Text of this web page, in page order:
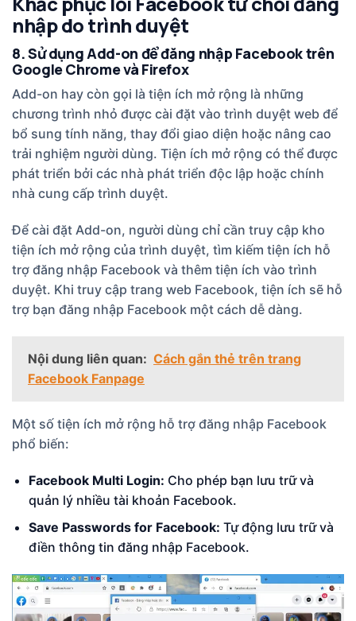
nhập do trình duyệt
8. Sử dụng Add-on để đăng nhập Facebook trên
Google Chrome và Firefox
Add-on hay còn gọi là tiện ích mở rộng là những
chương trình nhỏ được cài đặt vào trình duyệt web để
bổ sung tính năng, thay đổi giao diện hoặc nâng cao
trải nghiệm người dùng. Tiện ích mở rộng có thể được
phát triển bởi các nhà phát triển độc lập hoặc chính
nhà cung cấp trình duyệt.
Để cài đặt Add-on, người dùng chỉ cần truy cập kho
tiện ích mở rộng của trình duyệt, tìm kiếm tiện ích hỗ
trợ đăng nhập Facebook và thêm tiện ích vào trình
duyệt. Khi truy cập trang web Facebook, tiện ích sẽ hỗ
trợ bạn đăng nhập Facebook một cách dễ dàng.
Nội dung liên quan: Cách gắn thẻ trên trang
Facebook Fanpage
Một số tiện ích mở rộng hỗ trợ đăng nhập Facebook
phổ biến:
Facebook Multi Login: Cho phép bạn lưu trữ và
quản lý nhiều tài khoản Facebook.
Save Passwords for Facebook: Tự động lưu trữ và
điền thông tin đăng nhập Facebook.